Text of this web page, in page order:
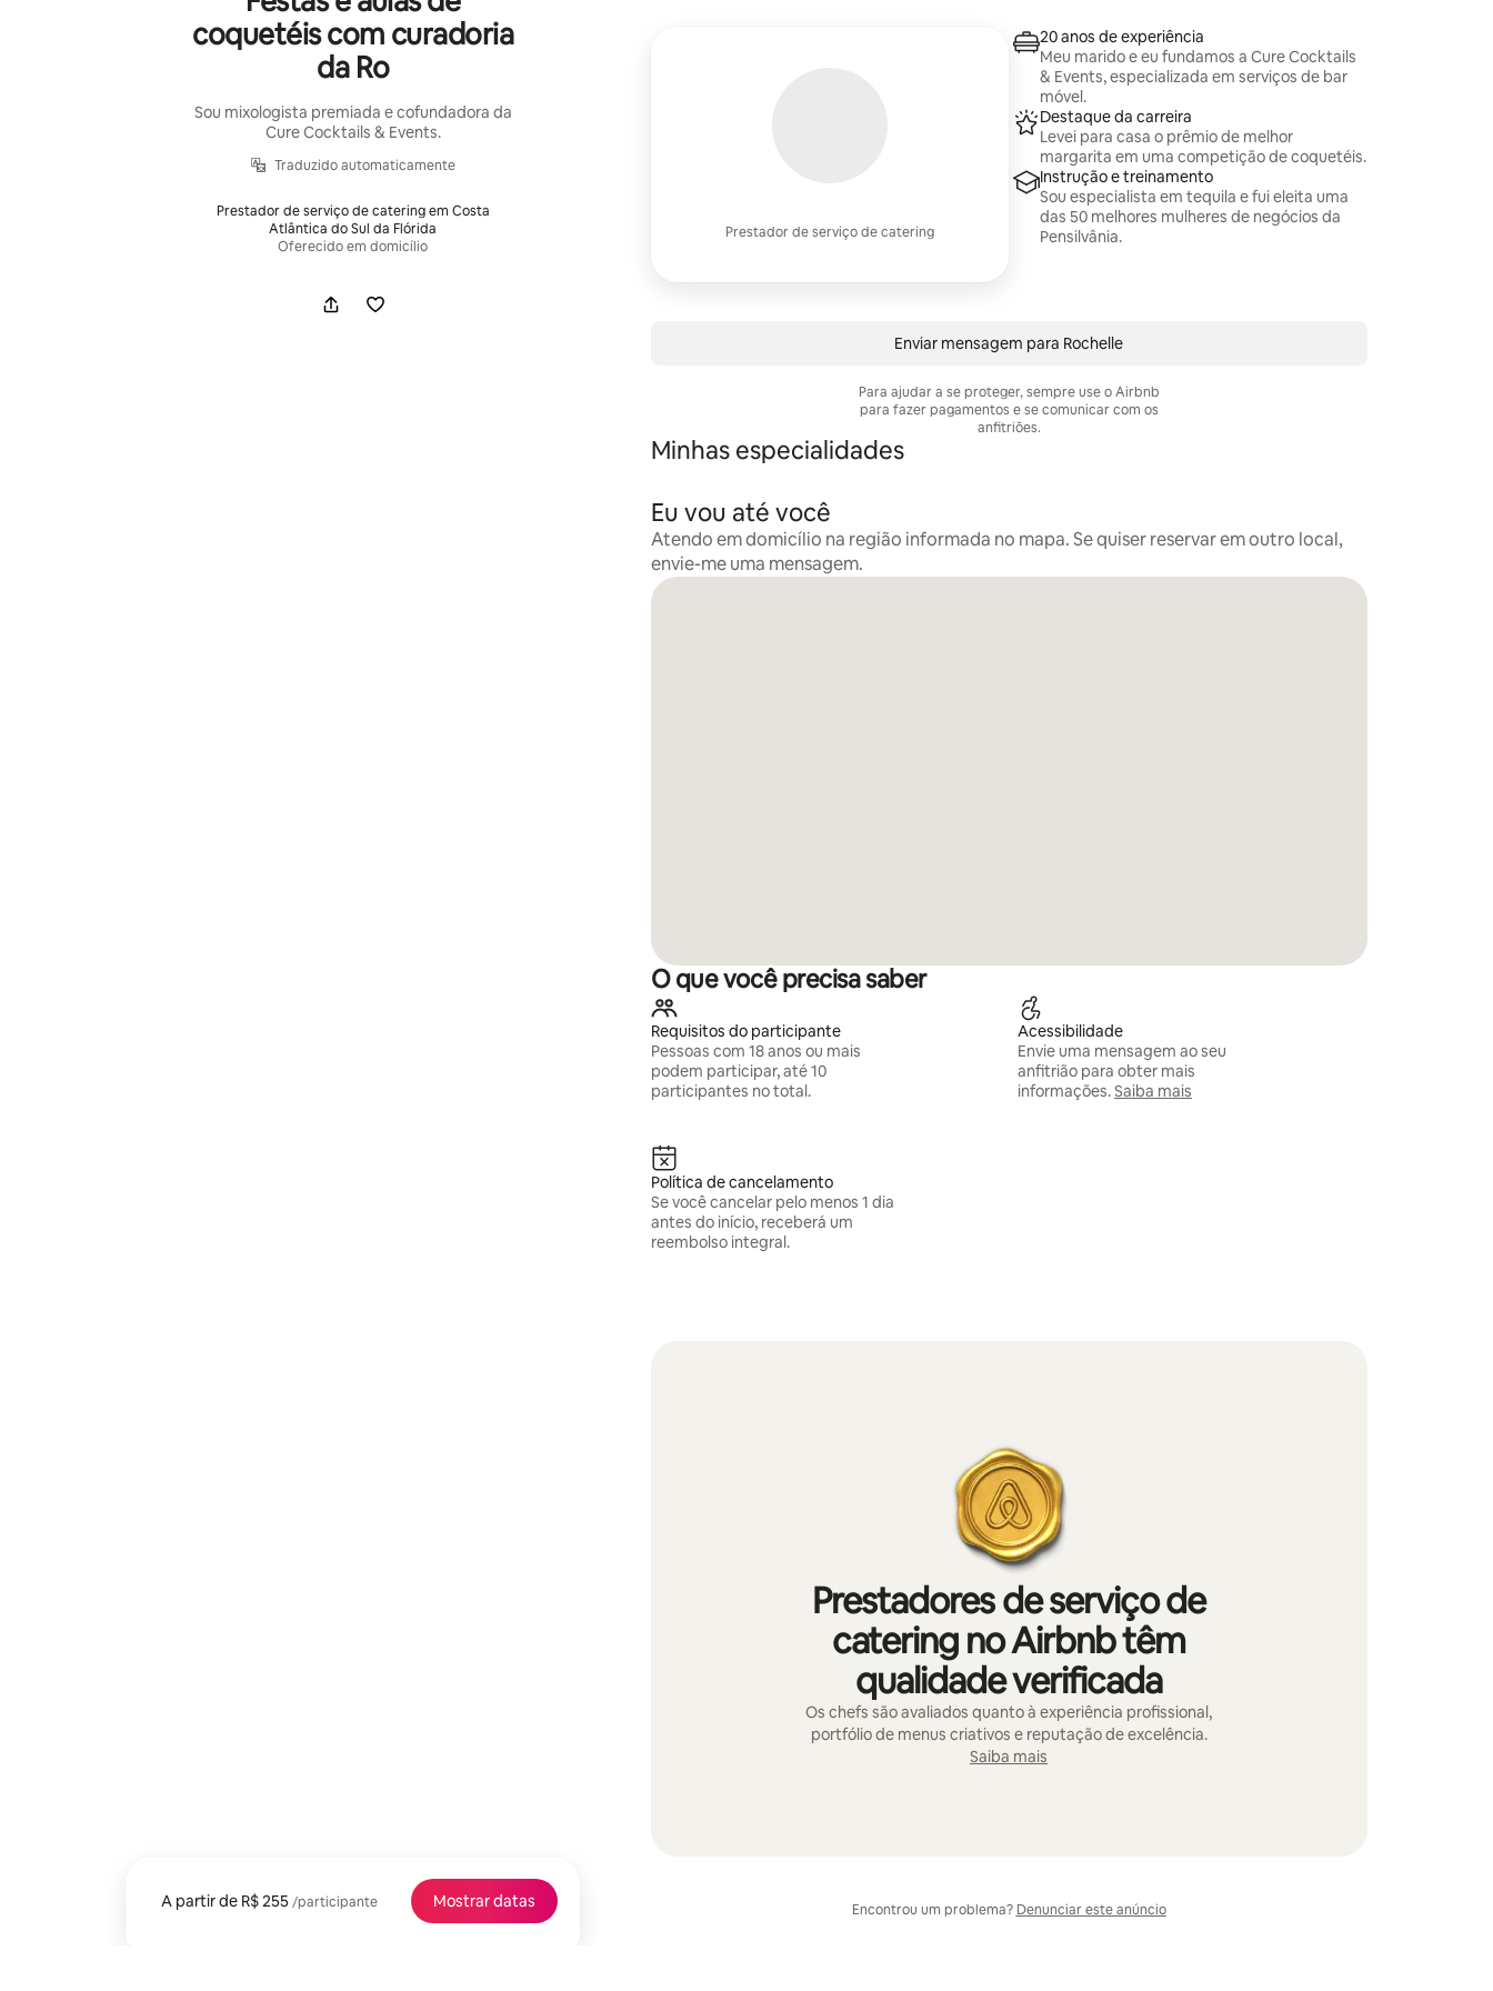
coquetéis com curadoria
da Ro
Sou mixologista premiada e cofundadora da
Cure Cocktails & Events.
Traduzido automaticamente
Prestador de serviço de catering em Costa
Atlântica do Sul da Flórida
Oferecido em domicílio
A partir de R$ 255 /participante
A partir de R$ 255 por participanteMostrar datas
Prestador de serviço de catering
20 anos de experiência
Meu marido e eu fundamos a Cure Cocktails
& Events, especializada em serviços de bar
móvel.
Destaque da carreira
Levei para casa o prêmio de melhor
margarita em uma competição de coquetéis.
Instrução e treinamento
Sou especialista em tequila e fui eleita uma
das 50 melhores mulheres de negócios da
Pensilvânia.
Enviar mensagem para Rochelle
Para ajudar a se proteger, sempre use o Airbnb
para fazer pagamentos e se comunicar com os
anfitriões.
Minhas especialidades
Eu vou até você
Atendo em domicílio na região informada no mapa. Se quiser reservar em outro local,
envie-me uma mensagem.
O que você precisa saber
Requisitos do participante
Pessoas com 18 anos ou mais
podem participar, até 10
participantes no total.
Acessibilidade
Envie uma mensagem ao seu
anfitrião para obter mais
informações.Saiba mais
Política de cancelamento
Se você cancelar pelo menos 1 dia
antes do início, receberá um
reembolso integral.
Prestadores de serviço de
catering no Airbnb têm
qualidade verificada
Os chefs são avaliados quanto à experiência profissional,
portfólio de menus criativos e reputação de excelência.
Saiba mais
Encontrou um problema? Denunciar este anúncio